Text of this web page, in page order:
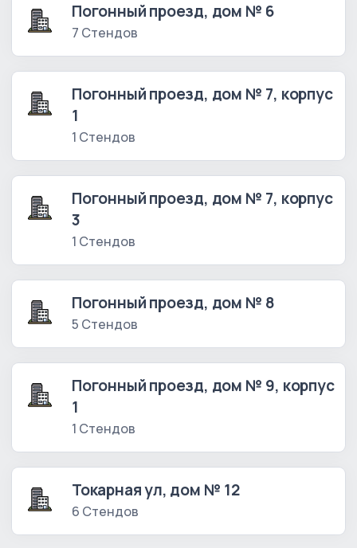
Погонный проезд, дом № 6
7 Стендов
Погонный проезд, дом № 7, корпус
1
1 Стендов
Погонный проезд, дом № 7, корпус
3
1 Стендов
Погонный проезд, дом № 8
5 Стендов
Погонный проезд, дом № 9, корпус
1
1 Стендов
Токарная ул, дом № 12
6 Стендов